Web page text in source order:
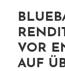
VOR
AUF